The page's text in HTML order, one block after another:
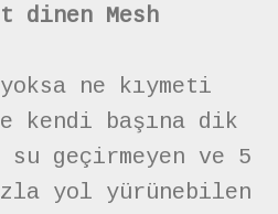
dinen Mesh
ne kıymeti
kendi başına dik
geçirmeyen ve 5
yol yürünebilen